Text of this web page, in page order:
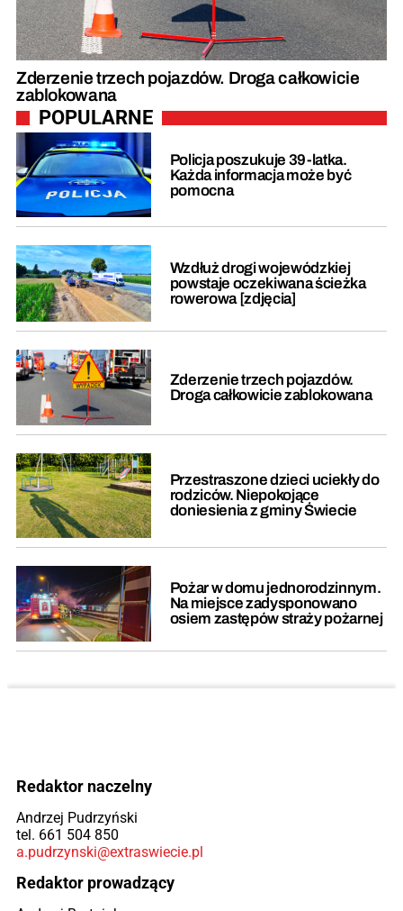
Zderzenie trzech pojazdów. Droga całkowicie
zablokowana
POPULARNE
Policja poszukuje 39-latka.
Każda informacja może być
pomocna
Wzdłuż drogi wojewódzkiej
powstaje oczekiwana ścieżka
rowerowa [zdjęcia]
Zderzenie trzech pojazdów.
Droga całkowicie zablokowana
Przestraszone dzieci uciekły do
rodziców. Niepokojące
doniesienia z gminy Świecie
Pożar w domu jednorodzinnym.
Na miejsce zadysponowano
osiem zastępów straży pożarnej
Redaktor naczelny
Andrzej Pudrzyński
tel. 661 504 850
a.pudrzynski@extraswiecie.pl
Redaktor prowadzący